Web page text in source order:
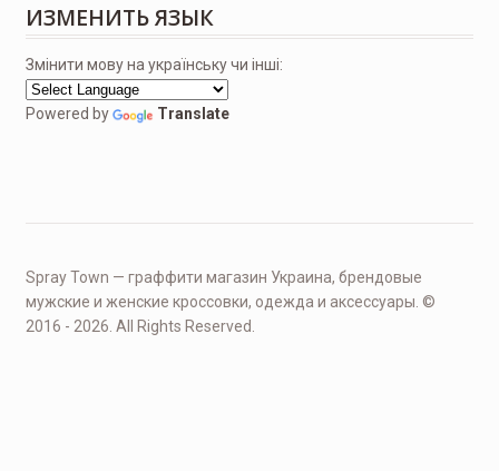
ИЗМЕНИТЬ ЯЗЫК
Змінити мову на українську чи інші:
Powered by Translate
Spray Town — граффити магазин Украина, брендовые
мужские и женские кроссовки, одежда и аксессуары. ©
2016 - 2026. All Rights Reserved.